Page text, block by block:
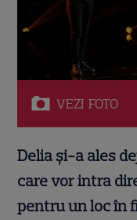
VEZI FOTO
Delia și-a ales
care vor intra
pentru un loc în